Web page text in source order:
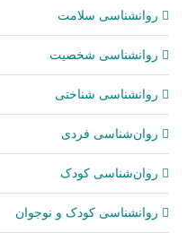
روانشناسی سلامت
روانشناسی شخصیت
روانشناسی شناختی
روان‌شناسی فردی
روان‌شناسی کودک
روانشناسی کودک و نوجوان